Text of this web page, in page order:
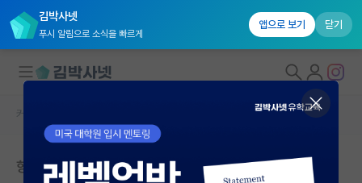
김박사넷
푸시 알림으로 소식을 빠르게
앱으로 보기 닫기
대학원생 모집
국내대학원 정보
커뮤니티 홈
항공우주 진로 고민